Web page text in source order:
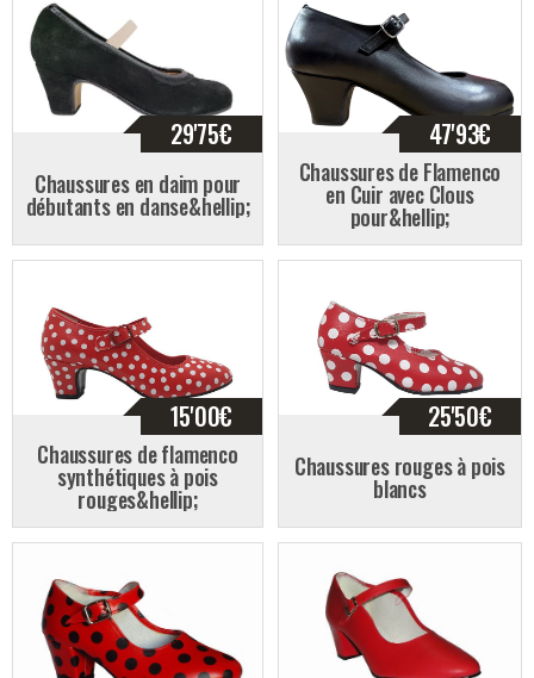
29'75€
Chaussures en daim pour
débutants en danse&hellip;
47'93€
Chaussures de Flamenco
en Cuir avec Clous
pour&hellip;
15'00€
Chaussures de flamenco
synthétiques à pois
rouges&hellip;
25'50€
Chaussures rouges à pois
blancs